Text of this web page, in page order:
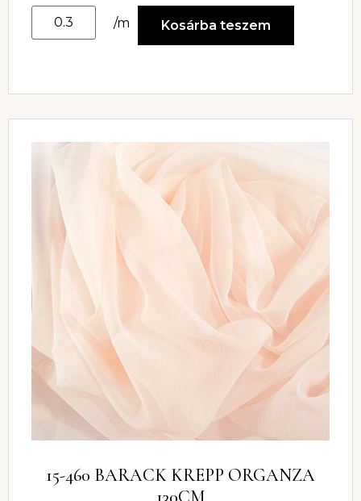
/m Kosárba teszem
15-460 BARACK KREPP ORGANZA
130CM